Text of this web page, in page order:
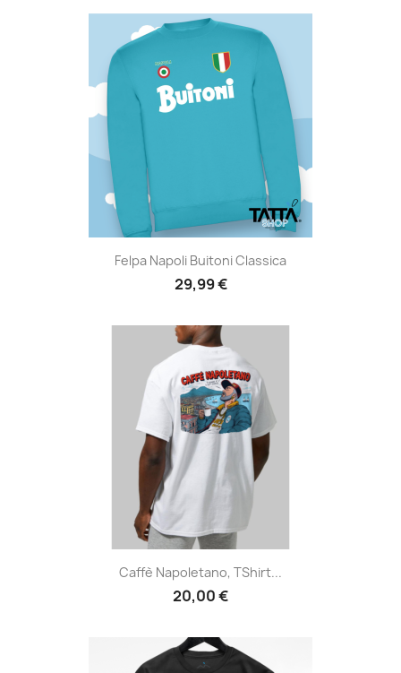
Felpa Napoli Buitoni Classica
29,99 €
Caffè Napoletano, TShirt...
20,00 €